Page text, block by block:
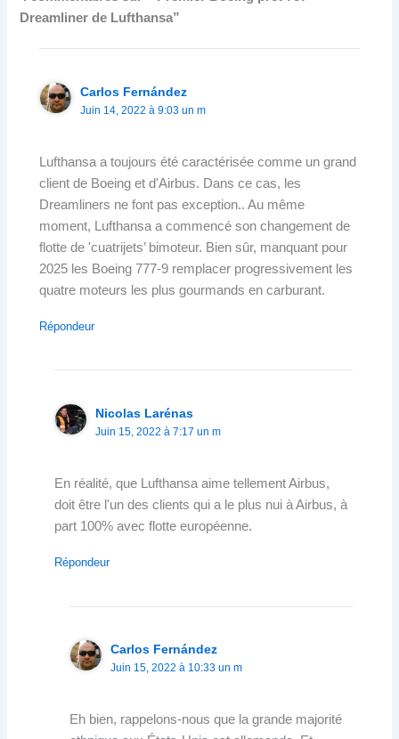
Dreamliner de Lufthansa”
Carlos Fernández
Juin 14, 2022 à 9:03 un m
Lufthansa a toujours été caractérisée comme un grand
client de Boeing et d'Airbus. Dans ce cas, les
Dreamliners ne font pas exception.. Au même
moment, Lufthansa a commencé son changement de
flotte de 'cuatrijets’ bimoteur. Bien sûr, manquant pour
2025 les Boeing 777-9 remplacer progressivement les
quatre moteurs les plus gourmands en carburant.
Répondeur
Nicolas Larénas
Juin 15, 2022 à 7:17 un m
En réalité, que Lufthansa aime tellement Airbus,
doit être l'un des clients qui a le plus nui à Airbus, à
part 100% avec flotte européenne.
Répondeur
Carlos Fernández
Juin 15, 2022 à 10:33 un m
Eh bien, rappelons-nous que la grande majorité